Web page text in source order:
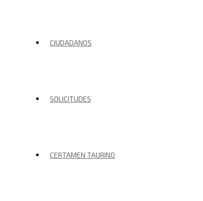
CIUDADANOS
SOLICITUDES
CERTAMEN TAURINO